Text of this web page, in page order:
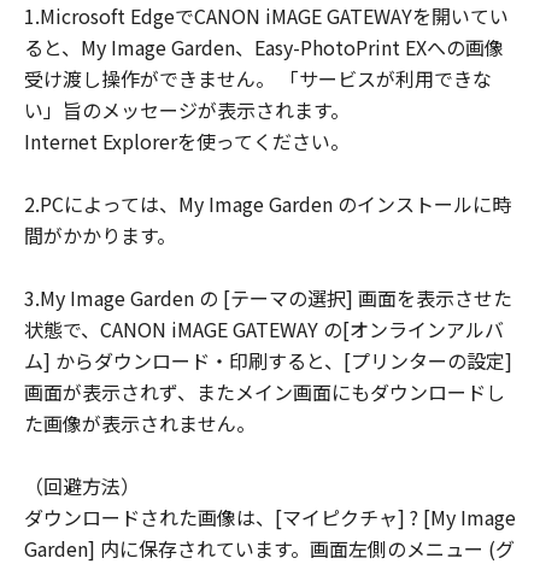
一切の責任を負いません。
ユーザーは、日本国政府または該当国の政
府より必要な許可等を得ることなしに、本
ソフトウェアの全部または一部を、直接ま
たは間接に輸出してはなりません。
1.Microsoft EdgeでCANON iMAGE GATEWAYを開いてい
ると、My Image Garden、Easy-PhotoPrint EXへの画像
受け渡し操作ができません。 「サービスが利用できな
い」旨のメッセージが表示されます。
Internet Explorerを使ってください。
2.PCによっては、My Image Garden のインストールに時
間がかかります。
3.My Image Garden の [テーマの選択] 画面を表示させた
状態で、CANON iMAGE GATEWAY の[オンラインアルバ
ム] からダウンロード・印刷すると、[プリンターの設定]
画面が表示されず、またメイン画面にもダウンロードし
た画像が表示されません。
（回避方法）
ダウンロードされた画像は、[マイピクチャ] ? [My Image
Garden] 内に保存されています。画面左側のメニュー (グ